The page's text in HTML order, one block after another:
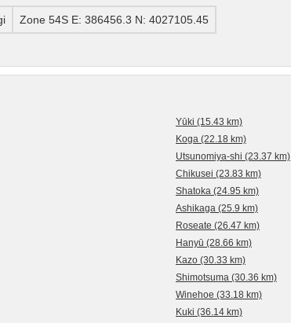
Zone 54S E: 386456.3 N: 4027105.45
Yūki (15.43 km)
Koga (22.18 km)
Utsunomiya-shi (23.37 km)
Chikusei (23.83 km)
Shatoka (24.95 km)
Ashikaga (25.9 km)
Roseate (26.47 km)
Hanyū (28.66 km)
Kazo (30.33 km)
Shimotsuma (30.36 km)
Winehoe (33.18 km)
Kuki (36.14 km)